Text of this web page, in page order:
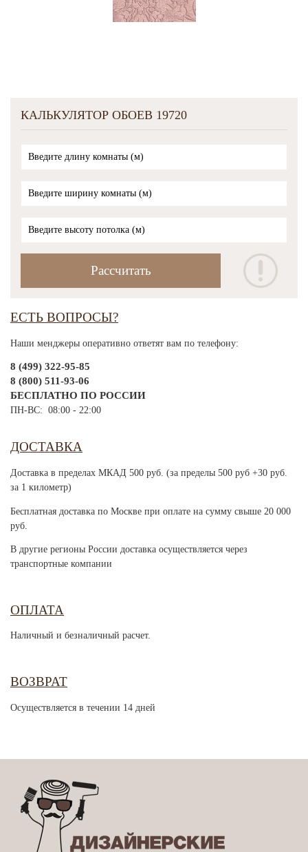
КАЛЬКУЛЯТОР ОБОЕВ 19720
ЕСТЬ ВОПРОСЫ?
Наши менджеры оперативно ответят вам по телефону:
8 (499) 322-95-85
8 (800) 511-93-06
БЕСПЛАТНО ПО РОССИИ
ПН-ВС: 08:00 - 22:00
ДОСТАВКА
Доставка в пределах МКАД 500 руб. (за пределы 500 руб +30 руб.
за 1 километр)
Бесплатная доставка по Москве при оплате на сумму свыше 20 000
руб.
В другие регионы России доставка осуществляется через
транспортные компании
ОПЛАТА
Наличный и безналичный расчет.
ВОЗВРАТ
Осуществляется в течении 14 дней